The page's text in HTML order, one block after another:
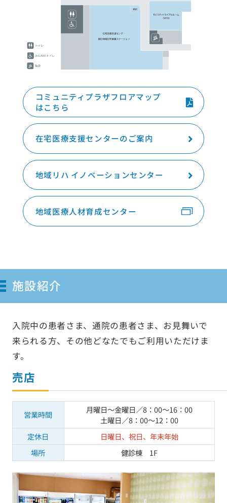
コミュニティプラザフロアマップ
はこちら
在宅医療支援センターのご案内
地域リハ イノベーションセンター
地域医療人材育成センター
施設紹介
入院中の患者さま、通院の患者さま、お見舞いで
来られる方、その他どなたでもご利用いただけま
す。
売店
営業時間
月曜日〜金曜日／8：00〜16：00
土曜日／8：00〜12：00
定休日
日曜日、祝日、年末年始
場所
健診棟 1F